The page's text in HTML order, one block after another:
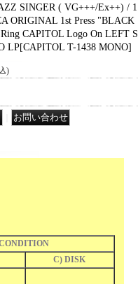
SINGER ( VG+++/Ex++) / 1
ORIGINAL 1st Press "BLACK
CAPITOL Logo On LEFT S
LP[CAPITOL T-1438 MONO]
)
C) DISK